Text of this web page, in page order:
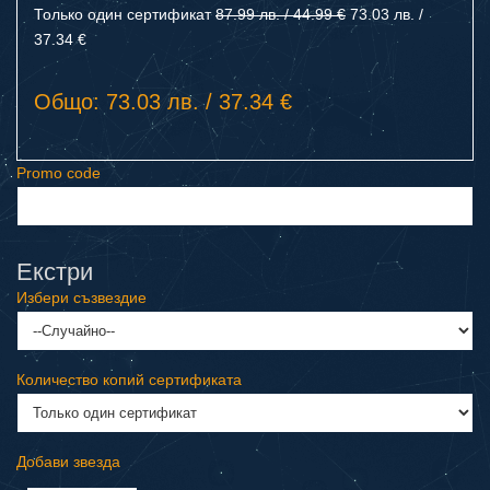
Только один сертификат87.99 лв. / 44.99 €73.03 лв. /
37.34 €
Общо: 73.03 лв. / 37.34 €
Promo code
Екстри
Избери съзвездие
Количество копий сертификата
Добави звезда